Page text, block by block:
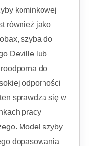
kominkowej
również jako
szyba do
Deville lub
do
odporności
sprawdza się w
pracy
Model szyby
dopasowania